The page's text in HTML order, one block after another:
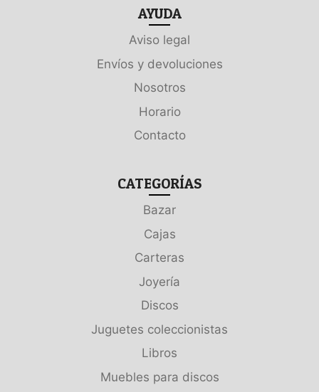
AYUDA
Aviso legal
Envíos y devoluciones
Nosotros
Horario
Contacto
CATEGORÍAS
Bazar
Cajas
Carteras
Joyería
Discos
Juguetes coleccionistas
Libros
Muebles para discos